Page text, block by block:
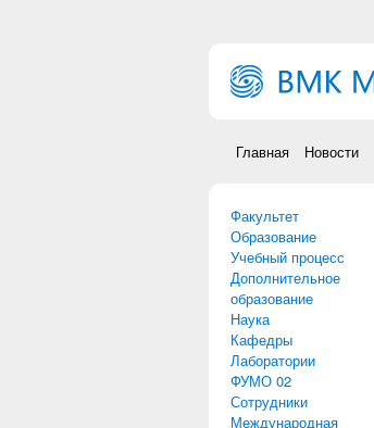
Главная Новости
Факультет
Образование
Учебный процесс
Дополнительное
образование
Наука
Кафедры
Лаборатории
ФУМО 02
Сотрудники
Международная